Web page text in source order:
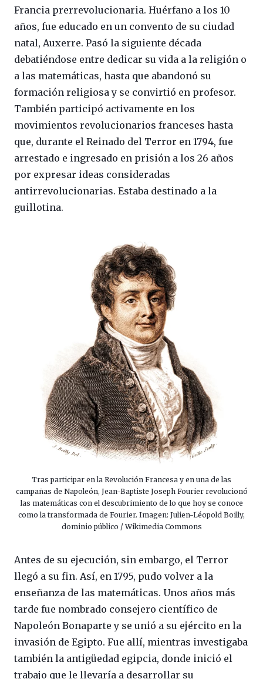
Francia prerrevolucionaria. Huérfano a los 10
años, fue educado en un convento de su ciudad
natal, Auxerre. Pasó la siguiente década
debatiéndose entre dedicar su vida a la religión o
a las matemáticas, hasta que abandonó su
formación religiosa y se convirtió en profesor.
También participó activamente en los
movimientos revolucionarios franceses hasta
que, durante el Reinado del Terror en 1794, fue
arrestado e ingresado en prisión a los 26 años
por expresar ideas consideradas
antirrevolucionarias. Estaba destinado a la
guillotina.
Tras participar en la Revolución Francesa y en una de las
campañas de Napoleón, Jean-Baptiste Joseph Fourier revolucionó
las matemáticas con el descubrimiento de lo que hoy se conoce
como la transformada de Fourier. Imagen: Julien-Léopold Boilly,
dominio público / Wikimedia Commons
Antes de su ejecución, sin embargo, el Terror
llegó a su fin. Así, en 1795, pudo volver a la
enseñanza de las matemáticas. Unos años más
tarde fue nombrado consejero científico de
Napoleón Bonaparte y se unió a su ejército en la
invasión de Egipto. Fue allí, mientras investigaba
también la antigüedad egipcia, donde inició el
trabajo que le llevaría a desarrollar su